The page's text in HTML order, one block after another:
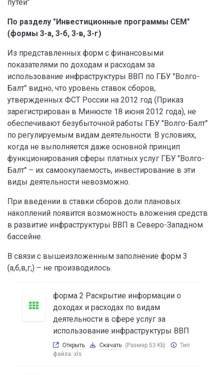
путей"
По разделу "Инвестиционные программы СЕМ"
(формы 3-а, 3-б, 3-в, 3-г)
Из представленных форм с финансовыми
показателями по доходам и расходам за
использование инфраструктуры ВВП по ГБУ "Волго-
Балт" видно, что уровень ставок сборов,
утвержденных ФСТ России на 2012 год (Приказ
зарегистрирован в Минюсте 18 июня 2012 года), не
обеспечивают безубыточной работы ГБУ "Волго-Балт"
по регулируемым видам деятельности. В условиях,
когда не выполняется даже основной принцип
функционирования сферы платных услуг ГБУ "Волго-
Балт" – их самоокупаемость, инвестирование в эти
виды деятельности невозможно.
При введении в ставки сборов доли плановых
накоплений появится возможность вложения средств
в развитие инфраструктуры ВВП в Северо-Западном
бассейне.
В связи с вышеизложенным заполнение форм 3
(а,б,в,г,) – не производилось.
форма 2 Раскрытие информации о
доходах и расходах по видам
деятельности в сфере услуг за
использование инфраструктуры ВВП
Открыть Скачать (Размер 53 Kb)
Тип
файла: xls